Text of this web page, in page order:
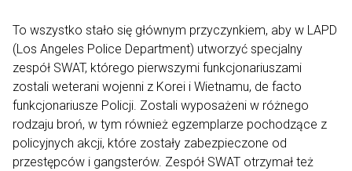
To wszystko stało się głównym przyczynkiem, aby w LAPD
(Los Angeles Police Department) utworzyć specjalny
zespół SWAT, którego pierwszymi funkcjonariuszami
zostali weterani wojenni z Korei i Wietnamu, de facto
funkcjonariusze Policji. Zostali wyposażeni w różnego
rodzaju broń, w tym również egzemplarze pochodzące z
policyjnych akcji, które zostały zabezpieczone od
przestępców i gangsterów. Zespół SWAT otrzymał też